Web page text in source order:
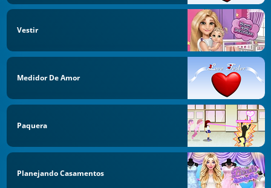
Vestir
Medidor De Amor
Paquera
Planejando Casamentos